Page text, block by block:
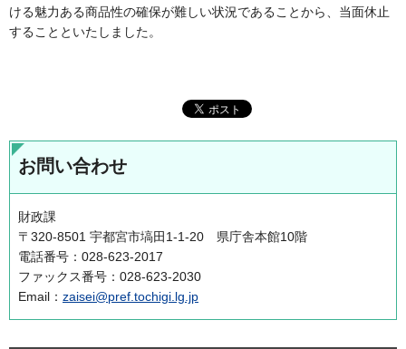
ける魅力ある商品性の確保が難しい状況であることから、当面休止
することといたしました。
お問い合わせ
財政課
〒320-8501 宇都宮市塙田1-1-20 県庁舎本館10階
電話番号：028-623-2017
ファックス番号：028-623-2030
Email： zaisei@pref.tochigi.lg.jp